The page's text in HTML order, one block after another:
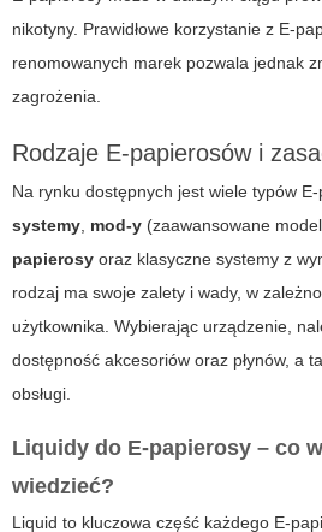
nikotyny. Prawidłowe korzystanie z E-
renomowanych marek pozwala jednak
zagrożenia.
Rodzaje E-papierosówi
Na rynku dostępnych jest wiele typów
systemy mod-y (zaawansowane
papierosy oraz klasyczne systemy z
rodzaj ma swoje zalety i wady, w
użytkownika. Wybierając urządzenie,
dostępność akcesoriów oraz płynów, a
obsługi.
Liquidy do E-papierosy – co
wiedzieć?
Liquid to kluczowa część każdego E-